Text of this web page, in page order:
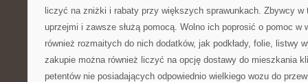
liczyć na zniżki i rabaty przy większych sprawunkach. Zbywcy w
uprzejmi i zawsze służą pomocą. Wolno ich poprosić o pomoc w
również rozmaitych do nich dodatków, jak podkłady, folie, listwy
zakupie można również liczyć na opcję dostawy do mieszkania
petentów nie posiadających odpowiednio wielkiego wozu do